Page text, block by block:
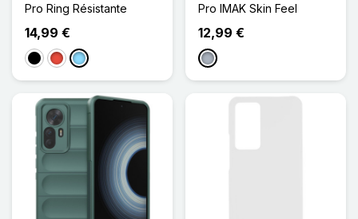
Pro Ring Résistante
14,99 €
NoirRougeBleu Clair
Pro IMAK Skin Feel
12,99 €
Gris